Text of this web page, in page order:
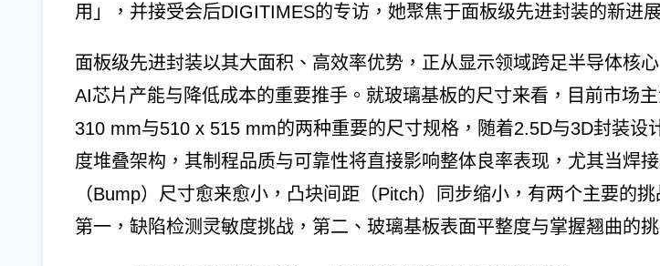
用」，并接受会后DIGITIMES的专访，她聚焦于面板级先进封装的新进展
面板级先进封装以其大面积、高效率优势，正从显示领域跨足半导体核
AI芯片产能与降低成本的重要推手。就玻璃基板的尺寸来看，目前市场
310 mm与510 x 515 mm的两种重要的尺寸规格，随着2.5D与3D封装设
度堆叠架构，其制程品质与可靠性将直接影响整体良率表现，尤其当焊
（Bump）尺寸愈来愈小，凸块间距（Pitch）同步缩小，有两个主要的挑
第一，缺陷检测灵敏度挑战，第二、玻璃基板表面平整度与掌握翘曲的挑